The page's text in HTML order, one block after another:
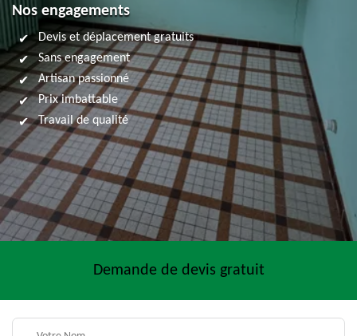
Nos engagements
Devis et déplacement gratuits
Sans engagement
Artisan passionné
Prix imbattable
Travail de qualité
Demande de devis gratuit